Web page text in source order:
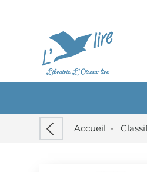
Accueil -